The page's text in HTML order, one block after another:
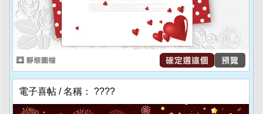
電子喜帖 / 名稱： ????